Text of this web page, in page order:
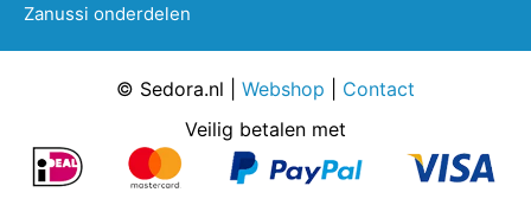
Zanussi onderdelen
© Sedora.nl | Webshop
Contact
Veilig betalen met